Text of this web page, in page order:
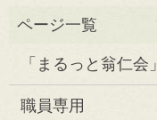
「まるっと翁仁会」
職員専用